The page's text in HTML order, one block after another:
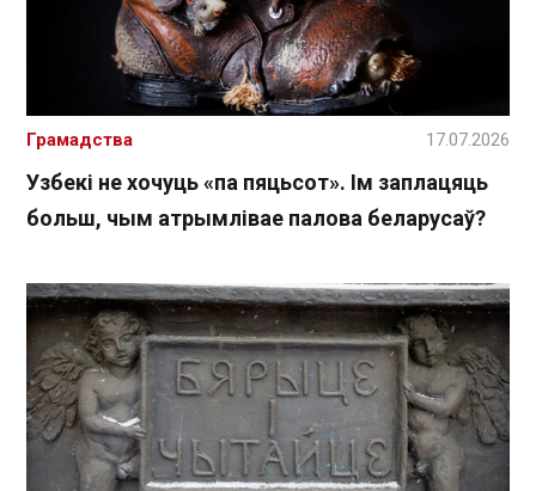
Узбекі не хочуць «па пяцьсот». Ім заплацяць
больш, чым атрымлівае палова беларусаў?
Грамадства 17.07.2026